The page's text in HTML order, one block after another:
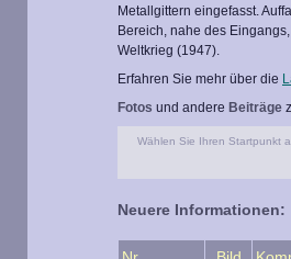
Metallgittern eingefasst.
Bereich, nahe des
Weltkrieg (1947).
Erfahren Sie mehr über die
Fotos und andere Beiträge
Wählen Sie Ihren Startpunkt
Neuere Informationen: